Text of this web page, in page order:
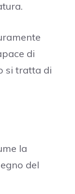
di
si tratta di
la
del